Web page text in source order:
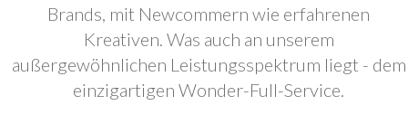
Brands, mit Newcommern wie erfahrenen
Kreativen. Was auch an unserem
außergewöhnlichen Leistungsspektrum liegt - dem
einzigartigen Wonder-Full-Service.